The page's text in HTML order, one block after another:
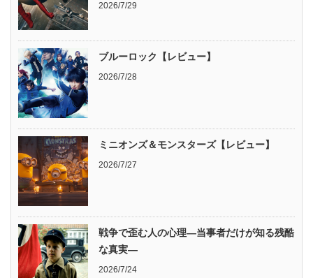
2026/7/29
ブルーロック【レビュー】
2026/7/28
ミニオンズ＆モンスターズ【レビュー】
2026/7/27
戦争で歪む人の心理―当事者だけが知る残酷
な真実―
2026/7/24